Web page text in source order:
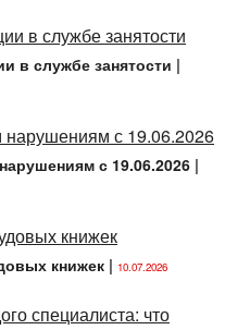
в службе занятости |
с 19.06.2026 |
книжек | 10.07.2026